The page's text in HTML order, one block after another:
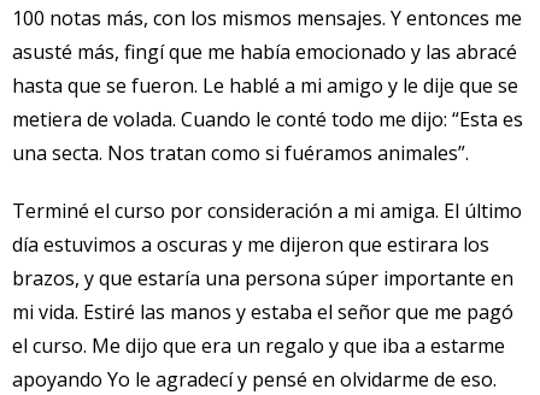
100 notas más, con los mismos mensajes. Y entonces me
asusté más, fingí que me había emocionado y las abracé
hasta que se fueron. Le hablé a mi amigo y le dije que se
metiera de volada. Cuando le conté todo me dijo: “Esta es
una secta. Nos tratan como si fuéramos animales”.
Terminé el curso por consideración a mi amiga. El último
día estuvimos a oscuras y me dijeron que estirara los
brazos, y que estaría una persona súper importante en
mi vida. Estiré las manos y estaba el señor que me pagó
el curso. Me dijo que era un regalo y que iba a estarme
apoyando Yo le agradecí y pensé en olvidarme de eso.